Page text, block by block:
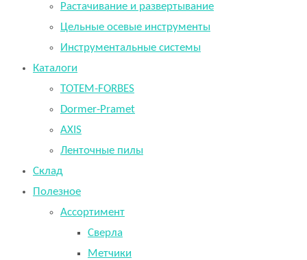
Растачивание и развертывание
Цельные осевые инструменты
Инструментальные системы
Каталоги
TOTEM-FORBES
Dormer-Pramet
AXIS
Ленточные пилы
Склад
Полезное
Ассортимент
Сверла
Метчики